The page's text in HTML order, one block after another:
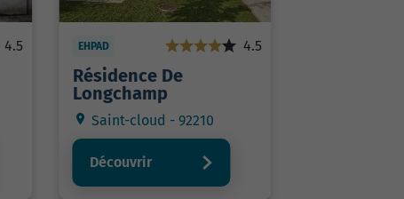
4.5 EHPAD 4.5
Résidence De
Longchamp
Saint-cloud - 92210
Découvrir